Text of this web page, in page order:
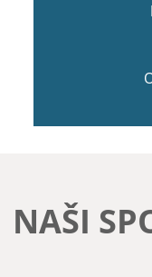
NAŠI